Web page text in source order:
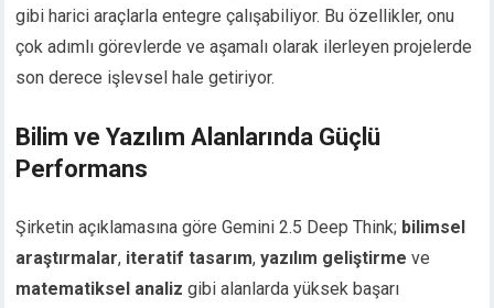
gibi harici araçlarla entegre çalışabiliyor. Bu özellikler, onu
çok adımlı görevlerde ve aşamalı olarak ilerleyen projelerde
son derece işlevsel hale getiriyor.
Bilim ve Yazılım Alanlarında Güçlü
Performans
Şirketin açıklamasına göre Gemini 2.5 Deep Think; bilimsel
araştırmalar, iteratif tasarım,yazılım geliştirme ve
matematiksel analiz gibi alanlarda yüksek başarı